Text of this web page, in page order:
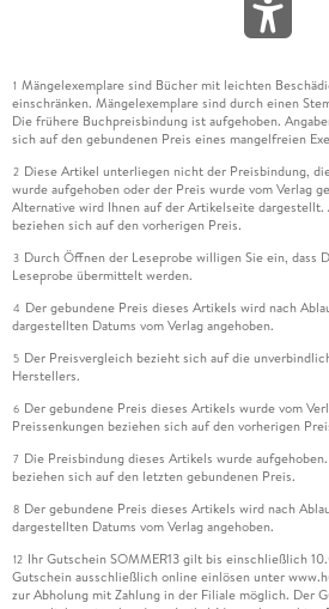
1 Mängelexemplare sind Bücher mit leichten
einschränken. Mängelexemplare sind durch einen
Die frühere Buchpreisbindung ist aufgehoben.
sich auf den gebundenen Preis eines mangelfreien
2 Diese Artikel unterliegen nicht der Preisbindung,
wurde aufgehoben oder der Preis wurde vom Verlag
Alternative wird Ihnen auf der Artikelseite dargestellt.
beziehen sich auf den vorherigen Preis.
3 Durch Öffnen der Leseprobe willigen Sie ein, dass
Leseprobe übermittelt werden.
4 Der gebundene Preis dieses Artikels wird nach
dargestellten Datums vom Verlag angehoben.
5 Der Preisvergleich bezieht sich auf die
Herstellers.
6 Der gebundene Preis dieses Artikels wurde vom
Preissenkungen beziehen sich auf den vorherigen
7 Die Preisbindung dieses Artikels wurde
beziehen sich auf den letzten gebundenen Preis.
8 Der gebundene Preis dieses Artikels wird nach
dargestellten Datums vom Verlag angehoben.
12 Ihr Gutschein SOMMER13 gilt bis einschließlich
Gutschein ausschließlich online einlösen unter
zur Abholung mit Zahlung in der Filiale möglich. Der